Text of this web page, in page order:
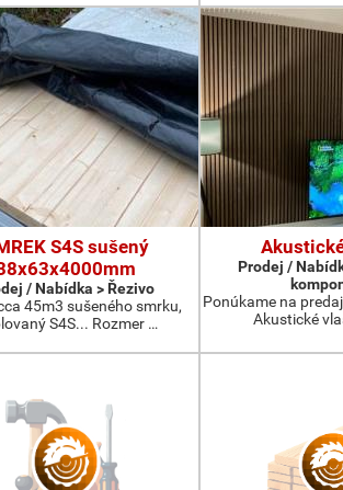
S4S sušený
/ Nabídka > Řezivo
45m3 sušeného smrku,
S4S... Rozmer …
Prodej /
Ponúkame na
Akustické